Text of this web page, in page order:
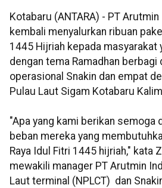
Kotabaru (ANTARA) - PT
kembali menyalurkan ribuan
1445 Hijriah kepada masyarakat
dengan tema Ramadhan berbagi
operasional Snakin dan empat
Pulau Laut Sigam Kotabaru
"Apa yang kami berikan semoga
beban mereka yang
Raya Idul Fitri 1445 hijriah," kata
mewakili manager PT Arutmin
Laut terminal (NPLCT) dan